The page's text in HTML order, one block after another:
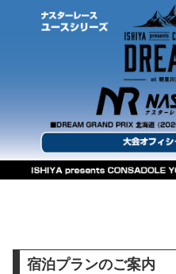
宿泊プランのご案内